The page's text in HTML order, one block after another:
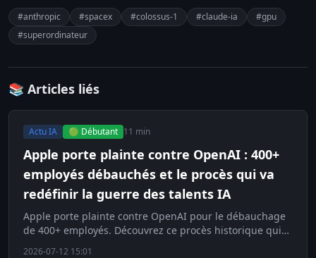
#anthropic #spacex #colossus-1 #claude-ia
#gpu
#superordinateur
📚 Articles liés
Actu IA 🟢 Débutant 11 min
Apple porte plainte contre OpenAI : 400+
employés débauchés et le procès qui va
redéfinir la guerre des talents IA
Apple porte plainte contre OpenAI pour le débauchage
de 400+ employés. Découvrez ce procès historique qui
2026-07-12 15:01